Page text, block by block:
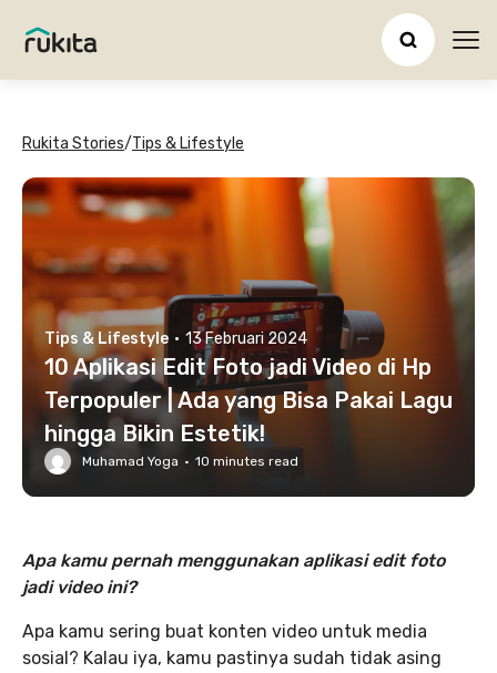
Rukita Stories/Tips & Lifestyle
Tips & Lifestyle · 13 Februari 2024
10 Aplikasi Edit Foto jadi Video di Hp
Terpopuler | Ada yang Bisa Pakai Lagu
hingga Bikin Estetik!
Muhamad Yoga · 10 minutes read
Apa kamu pernah menggunakan aplikasi edit foto
jadi video ini?
Apa kamu sering buat konten video untuk media
sosial? Kalau iya, kamu pastinya sudah tidak asing